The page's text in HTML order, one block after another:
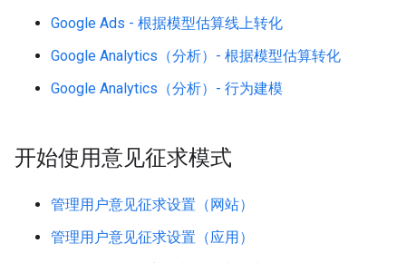
Google Ads - 根据模型估算线上转化
Google Analytics（分析）- 根据模型估算转化
Google Analytics（分析）- 行为建模
开始使用意见征求模式
管理用户意见征求设置（网站）
管理用户意见征求设置（应用）